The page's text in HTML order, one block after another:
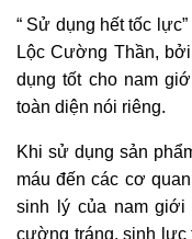
“ Sử dụng hết tốc
Lộc Cường Thần,
dụng tốt cho nam
toàn diện nói riêng.
Khi sử dụng sản
máu đến các cơ
sinh lý của nam
cường tráng, sinh lực